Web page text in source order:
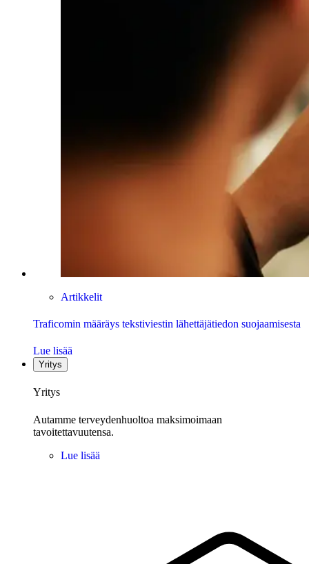
Artikkelit
Traficomin määräys tekstiviestin lähettäjätiedon suojaamisesta
Lue lisää
Yritys
Yritys
Autamme terveydenhuoltoa maksimoimaan
tavoitettavuutensa.
Lue lisää